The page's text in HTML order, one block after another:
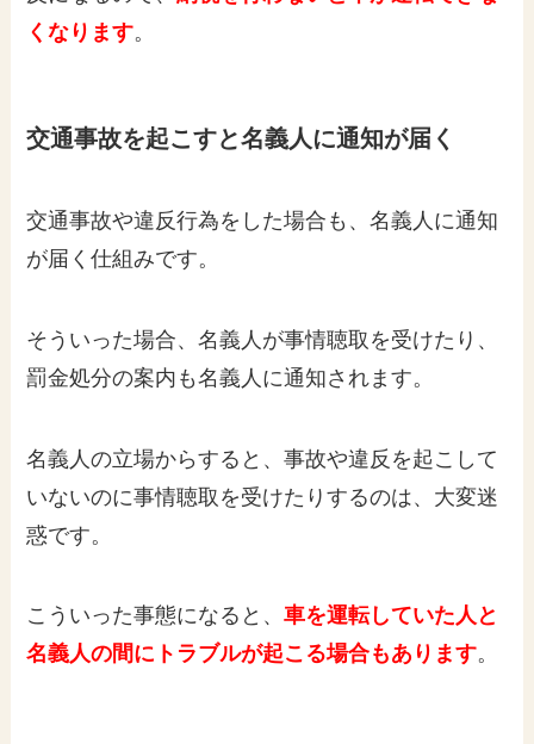
くなります。
交通事故を起こすと名義人に通知が届く
交通事故や違反行為をした場合も、名義人に通知
が届く仕組みです。
そういった場合、名義人が事情聴取を受けたり、
罰金処分の案内も名義人に通知されます。
名義人の立場からすると、事故や違反を起こして
いないのに事情聴取を受けたりするのは、大変迷
惑です。
こういった事態になると、車を運転していた人と
名義人の間にトラブルが起こる場合もあります。